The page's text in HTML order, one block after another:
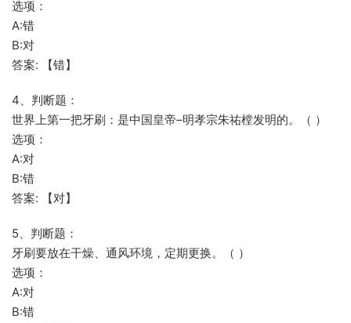
选项：
A:错
B:对
答案: 【错】
4、判断题：
世界上第一把牙刷：是中国皇帝–明孝宗朱祐樘发明的。（ ）
选项：
A:对
B:错
答案: 【对】
5、判断题：
牙刷要放在干燥、通风环境，定期更换。（ ）
选项：
A:对
B:错